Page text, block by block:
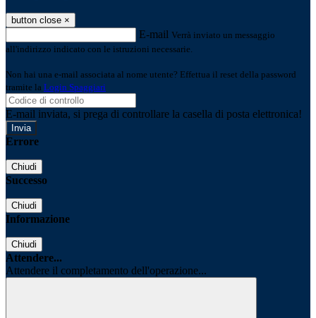
button close ×
E-mail Verrà inviato un messaggio
all'indirizzo indicato con le istruzioni necessarie.
Non hai una e-mail associata al nome utente? Effettua il reset della password
tramite la Login Spaggiari
E-mail inviata, si prega di controllare la casella di posta elettronica!
Errore
Chiudi
Successo
Chiudi
Informazione
Chiudi
Attendere...
Attendere il completamento dell'operazione...